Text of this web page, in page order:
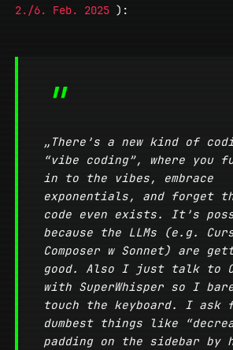
2./6. Feb. 2025 ):
„There’s a new kind of
“vibe coding”, where you
in to the vibes, embrace
exponentials, and forget
code even exists. It’s
because the LLMs (e.g.
Composer w Sonnet) are
good. Also I just talk to
with SuperWhisper so I
touch the keyboard. I ask
dumbest things like
padding on the sidebar by